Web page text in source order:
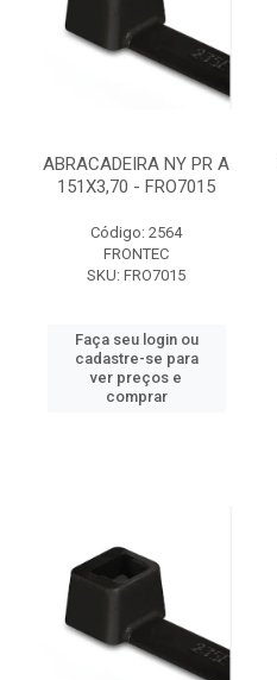
ABRACADEIRA NY PR A
151X3,70 - FRO7015
Código: 2564
FRONTEC
SKU: FRO7015
Faça seu login ou
cadastre-se para
ver preços e
comprar